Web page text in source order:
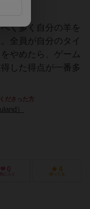
く多く自分の羊を
全員が自分のタイ
やめたら、ゲーム
した得点が一番多
ださった方
）
0
気に入り
4
持ってる